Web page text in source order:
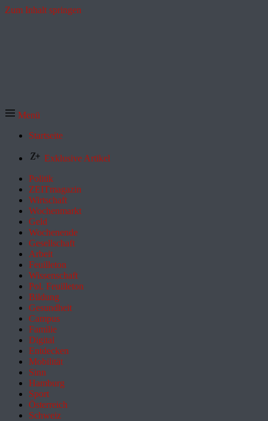
Zum Inhalt springen
Menü
Startseite
Exklusive Artikel
Politik
ZEITmagazin
Wirtschaft
Wochenmarkt
Geld
Wochenende
Gesellschaft
Arbeit
Feuilleton
Wissenschaft
Pol. Feuilleton
Bildung
Gesundheit
Campus
Familie
Digital
Entdecken
Mobilität
Sinn
Hamburg
Sport
Österreich
Schweiz